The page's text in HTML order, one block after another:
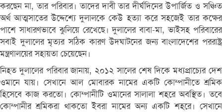
করছেন না, তার পরিবার। তাদের দাবী তার দীর্ঘদিনের উপার্জিত ও সঞ্চিত
অর্থ আত্মসাতের উদ্দেশ্যে দুলালকে কেউ হত্যা করে সহজেই তার কক্ষের
পাশে সাধারণভাবে ঝুলিয়ে রেখেছে। দুলালের বাবা-মা, ভাইসহ পরিবারের
সবাই দুলালের মৃত্যর সঠিক কারণ উদঘাটনের জন্য বাংলাদেশের পররাষ্ট্র
মন্ত্রণালয়ের সহায়তা চেয়েছেন।
নিহত দুলালের পরিবার জানায়, ২০১২ সালের শেষ দিকে মধ্যপ্রাচ্যের দেশ
ওমানে যায়। সেখানে আল মোবারক নামের একটি কোম্পানীতে শ্রমিক
হিসেবে কাজ করতো। কোম্পানীটি ওমানের সালালা শহরে অবস্থিত। তবে
কোম্পানীর শ্রমিকরা থাকতো ইবরা নামের অন্য একটি শহরে। সেখানে